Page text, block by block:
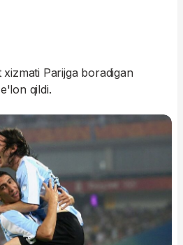
Parijga boradigan
qildi.